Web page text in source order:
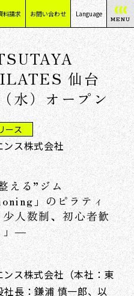
料請求 お問い合わせ Language
日本語
English
简体中文
繁體中文
MENU
仙台
水）オープン
ース
ンス株式会社
える”ジム
」のピラティ
人数制、初心者歓
」―
ス株式会社（本社：東
長：鎌浦 慎一郎、以